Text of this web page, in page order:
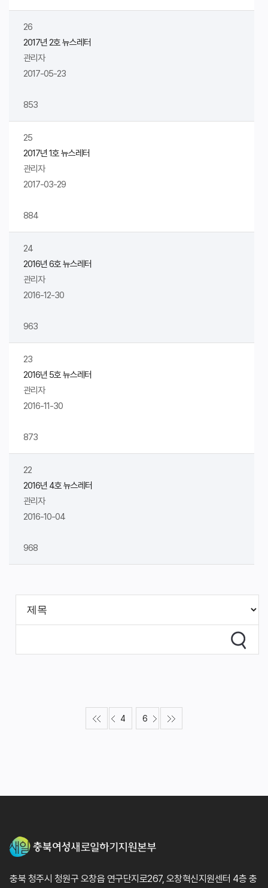
26
2017년 2호 뉴스레터
관리자
2017-05-23
853
25
2017년 1호 뉴스레터
관리자
2017-03-29
884
24
2016년 6호 뉴스레터
관리자
2016-12-30
963
23
2016년 5호 뉴스레터
관리자
2016-11-30
873
22
2016년 4호 뉴스레터
관리자
2016-10-04
968
4 6
충북 청주시 청원구 오창읍 연구단지로267, 오창혁신지원센터 4층 충